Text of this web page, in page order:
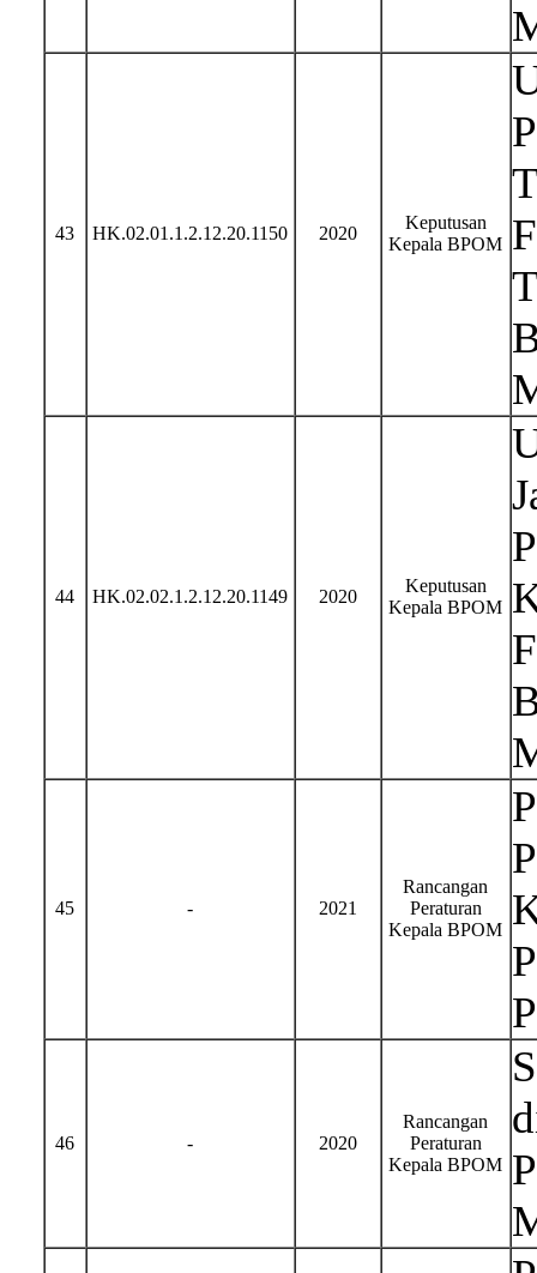
43 HK.02.01.1.2.12.20.1150 2020
Keputusan
Kepala BPOM
44 HK.02.02.1.2.12.20.1149 2020
Keputusan
Kepala BPOM
45 - 2021
Rancangan
Peraturan
Kepala BPOM
46 - 2020
Rancangan
Peraturan
Kepala BPOM